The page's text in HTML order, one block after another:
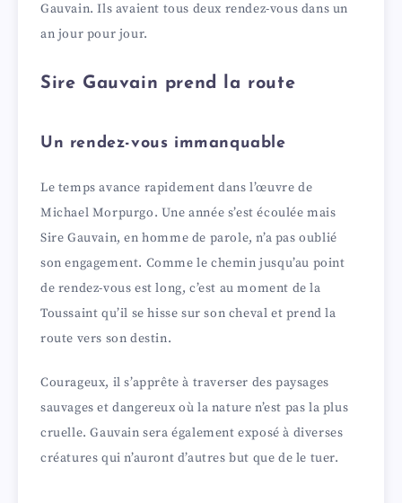
Gauvain. Ils avaient tous deux rendez-vous dans un
an jour pour jour.
Sire Gauvain prend la route
Un rendez-vous immanquable
Le temps avance rapidement dans l’œuvre de
Michael Morpurgo. Une année s’est écoulée mais
Sire Gauvain, en homme de parole, n’a pas oublié
son engagement. Comme le chemin jusqu’au point
de rendez-vous est long, c’est au moment de la
Toussaint qu’il se hisse sur son cheval et prend la
route vers son destin.
Courageux, il s’apprête à traverser des paysages
sauvages et dangereux où la nature n’est pas la plus
cruelle. Gauvain sera également exposé à diverses
créatures qui n’auront d’autres but que de le tuer.